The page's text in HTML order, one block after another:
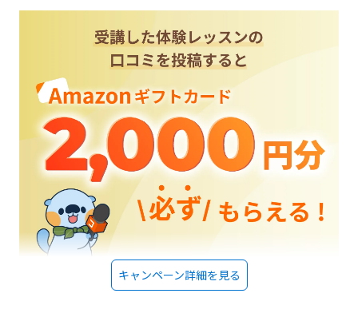
いし、あまり清潔な感じはしなかったです。かなり高いと思います。なぜ
こんなに高いのか？？？特にブロック代を見ただけで、それだけの価値が
あるのか、よくわかりませんでした。一からスタートして、長い期間をか
けて、地道にこつこつ頑張って、プロ並みの技術を習得していけるとこ
ろ。
キャンペーン詳細を見る